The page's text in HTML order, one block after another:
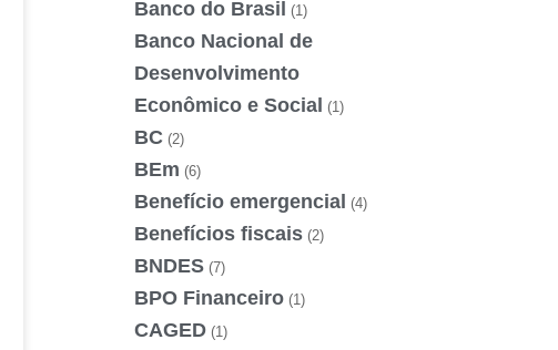
Banco do Brasil (1)
Banco Nacional de
Desenvolvimento
Econômico e Social (1)
BC (2)
BEm (6)
Benefício emergencial (4)
Benefícios fiscais (2)
BNDES (7)
BPO Financeiro (1)
CAGED (1)